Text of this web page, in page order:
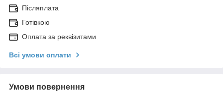
Післяплата
Готівкою
Оплата за реквізитами
Всі умови оплати
Умови повернення